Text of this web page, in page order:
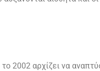
2002 αρχίζει να